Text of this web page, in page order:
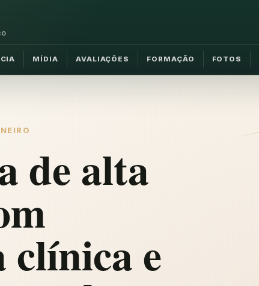
MÍDIA AVALIAÇÕES FORMAÇÃO FOTOS
de alta
clínica e